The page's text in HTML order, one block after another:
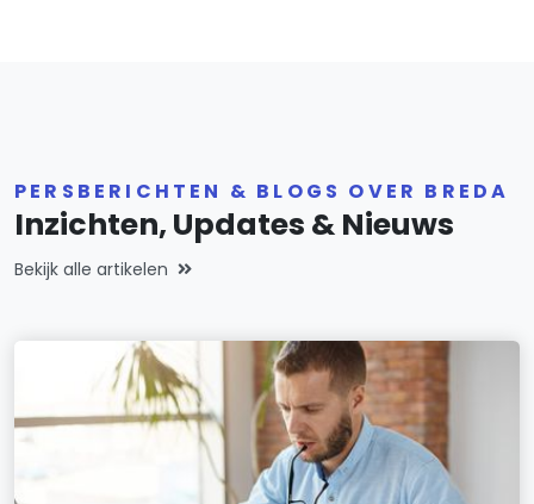
PERSBERICHTEN & BLOGS OVER BREDA
Inzichten, Updates & Nieuws
Bekijk alle artikelen